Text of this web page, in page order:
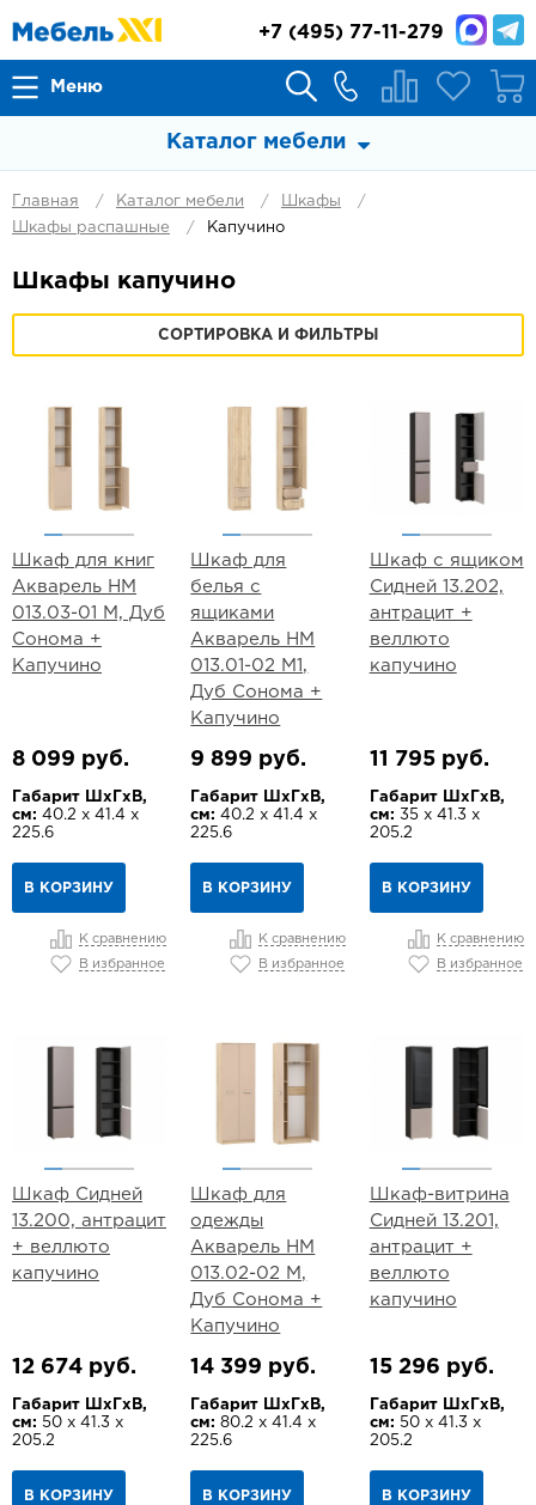
Меню
+7 (495) 77-11-279
Каталог мебели
Главная Каталог мебели
Шкафы
Шкафы распашные
Капучино
Шкафы капучино
СОРТИРОВКА И ФИЛЬТРЫ
Шкаф для книг
Акварель НМ
013.03-01 М, Дуб
Сонома +
Капучино
8 099 руб.
Габарит ШхГхВ,
см: 40.2 х 41.4 х
225.6
В КОРЗИНУ
К сравнению
В избранное
Шкаф для
белья с
ящиками
Акварель НМ
013.01-02 М1,
Дуб Сонома +
Капучино
9 899 руб.
Габарит ШхГхВ,
см: 40.2 х 41.4 х
225.6
В КОРЗИНУ
К сравнению
В избранное
Шкаф с ящиком
Сидней 13.202,
антрацит +
веллюто
капучино
11 795 руб.
Габарит ШхГхВ,
см: 35 х 41.3 х
205.2
В КОРЗИНУ
К сравнению
В избранное
Шкаф Сидней
13.200, антрацит
+ веллюто
капучино
12 674 руб.
Габарит ШхГхВ,
см: 50 х 41.3 х
205.2
В КОРЗИНУ
Шкаф для
одежды
Акварель НМ
013.02-02 М,
Дуб Сонома +
Капучино
14 399 руб.
Габарит ШхГхВ,
см: 80.2 х 41.4 х
225.6
В КОРЗИНУ
Шкаф-витрина
Сидней 13.201,
антрацит +
веллюто
капучино
15 296 руб.
Габарит ШхГхВ,
см: 50 х 41.3 х
205.2
В КОРЗИНУ